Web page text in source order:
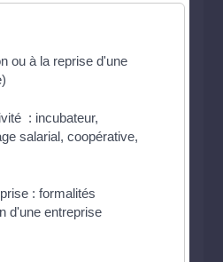
ou à la reprise d'une
: incubateur,
salarial, coopérative,
: formalités
d'une entreprise